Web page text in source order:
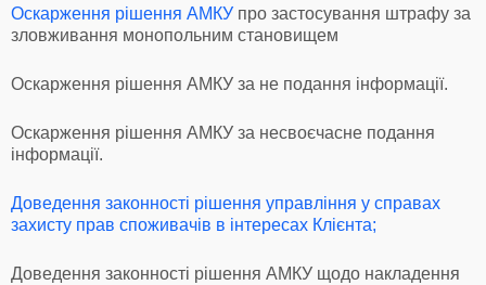
Оскарження рішення АМКУ про застосування штрафу за
зловживання монопольним становищем
Оскарження рішення АМКУ за не подання інформації.
Оскарження рішення АМКУ за несвоєчасне подання
інформації.
Доведення законності рішення управління у справах
захисту прав споживачів в інтересах Клієнта;
Доведення законності рішення АМКУ щодо накладення